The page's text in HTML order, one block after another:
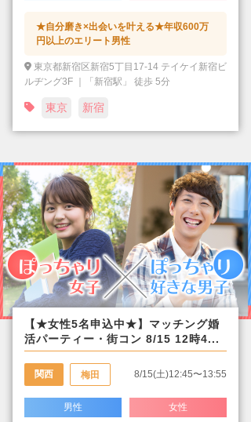
★自分磨き×出会いを叶える★年収600万
円以上のエリート男性
東京都新宿区新宿5丁目17-14 テイケイ新宿ビ
ルヂング3F ｜「新宿駅」 徒歩 5分
東京 新宿
【★女性5名申込中★】マッチング婚
活パーティー・街コン 8/15 12時4...
関西 梅田 8/15(土)12:45〜13:55
男性
女性